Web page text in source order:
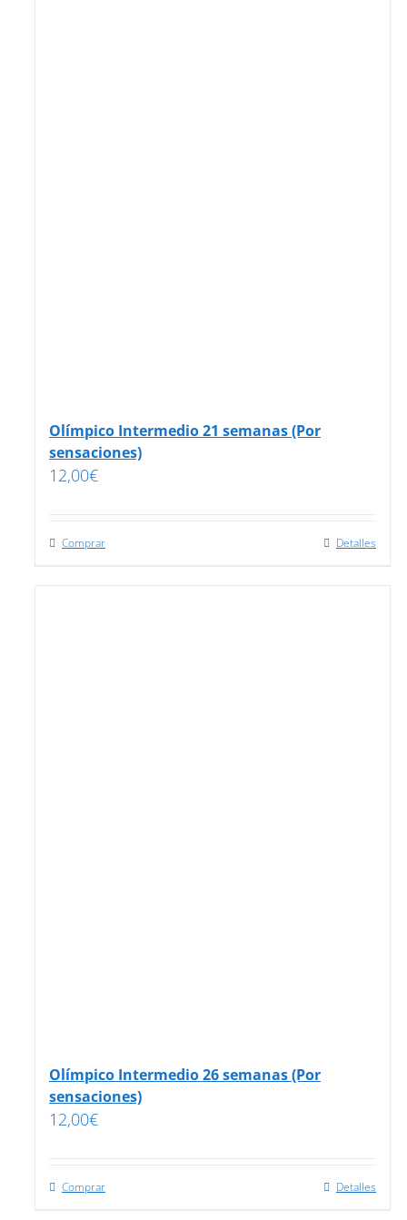
Olímpico Intermedio 21 semanas (Por
sensaciones)
12,00€
Comprar Detalles
Olímpico Intermedio 26 semanas (Por
sensaciones)
12,00€
Comprar Detalles